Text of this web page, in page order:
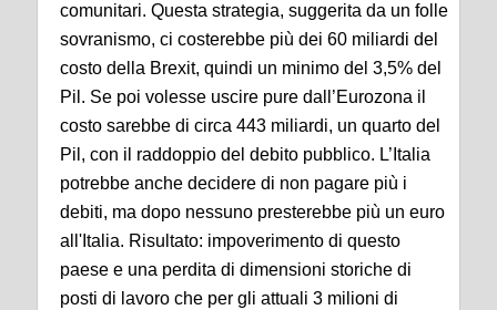
comunitari. Questa strategia, suggerita da un folle
sovranismo, ci costerebbe più dei 60 miliardi del
costo della Brexit, quindi un minimo del 3,5% del
Pil. Se poi volesse uscire pure dall’Eurozona il
costo sarebbe di circa 443 miliardi, un quarto del
Pil, con il raddoppio del debito pubblico. L’Italia
potrebbe anche decidere di non pagare più i
debiti, ma dopo nessuno presterebbe più un euro
all'Italia. Risultato: impoverimento di questo
paese e una perdita di dimensioni storiche di
posti di lavoro che per gli attuali 3 milioni di